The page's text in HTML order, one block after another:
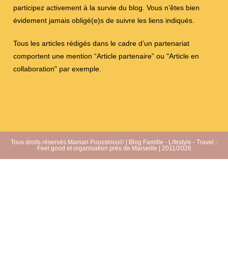
participez activement à la survie du blog. Vous n’êtes bien
évidement jamais obligé(e)s de suivre les liens indiqués.
Tous les articles rédigés dans le cadre d’un partenariat
comportent une mention “Article partenaire” ou "Article en
collaboration" par exemple.
Tous droits réservés Maman Poussinou© | Blog Famille - Lifestyle - Travel -
Feel good et organisation près de Marseille | 2011/2026